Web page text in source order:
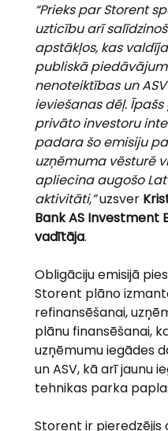
“Prieks par Storent
uzticību arī
apstākļos, kas
publiskā
nenoteiktības un
ieviešanas dēļ.
privāto investoru
padara šo emisiju
uzņēmuma vēsturē
apliecina augošo
aktivitāti,” uzsver
Bank AS Investment
vadītāja.
Obligāciju emisijā
Storent plāno
refinansēšanai,
plānu finansēšanai,
uzņēmumu iegādes
un ASV, kā arī jaunu
tehnikas parka
Storent ir pieredzējis